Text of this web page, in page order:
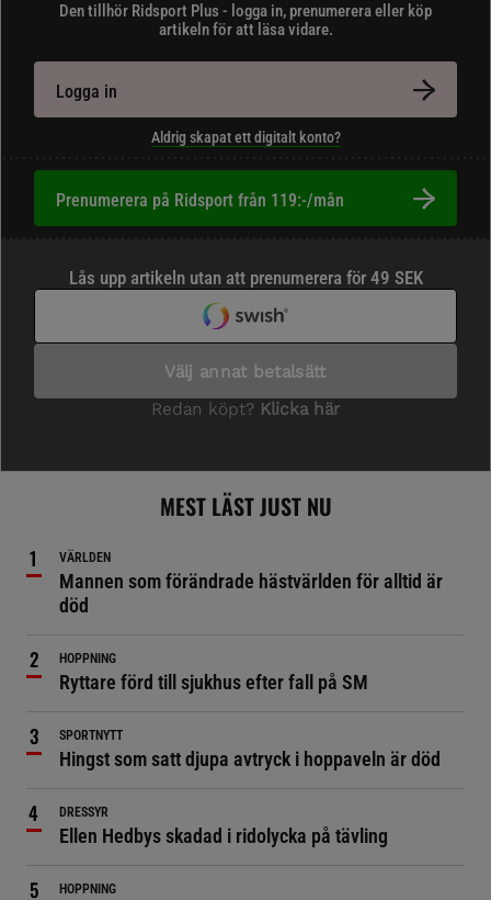
Den tillhör Ridsport Plus - logga in, prenumerera eller köp
artikeln för att läsa vidare.
Logga in
Aldrig skapat ett digitalt konto?
Prenumerera på Ridsport från 119:-/mån
MEST LÄST JUST NU
VÄRLDEN
Mannen som förändrade hästvärlden för alltid är
död
HOPPNING
Ryttare förd till sjukhus efter fall på SM
SPORTNYTT
Hingst som satt djupa avtryck i hoppaveln är död
DRESSYR
Ellen Hedbys skadad i ridolycka på tävling
HOPPNING